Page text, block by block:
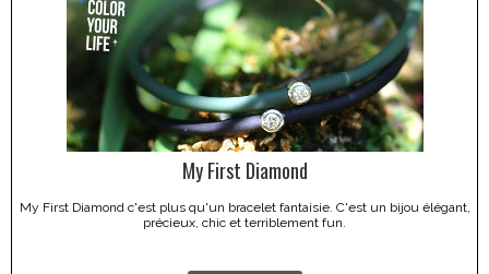
My First Diamond
My First Diamond c'est plus qu'un bracelet fantaisie. C'est un bijou élégant,
précieux, chic et terriblement fun.